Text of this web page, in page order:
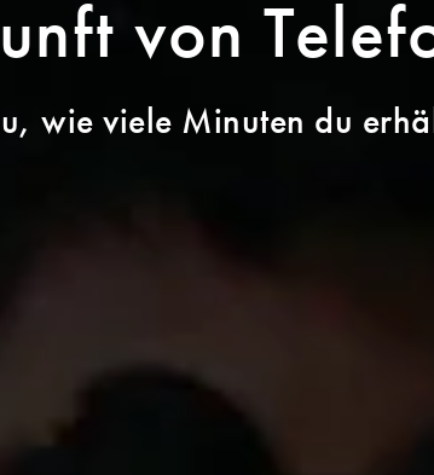
von
wie viele Minuten du